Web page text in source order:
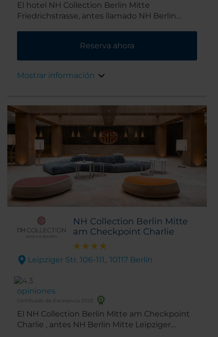
El hotel NH Collection Berlin Mitte
Friedrichstrasse, antes llamado NH Berlin
Friedrichstrasse, cerca de los lugares de
interés y las áreas de compras más conocidos
de Brandeburgo y de Unter den Linden, el
Reserva ahora
Mostrar información
NH Collection Berlin Mitte
am Checkpoint Charlie
Leipziger Str. 106-111,. 10117 Berlín
opiniones
Certificado de Excelencia 2025
El NH Collection Berlin Mitte am Checkpoint
Charlie , antes NH Berlin Mitte Leipziger